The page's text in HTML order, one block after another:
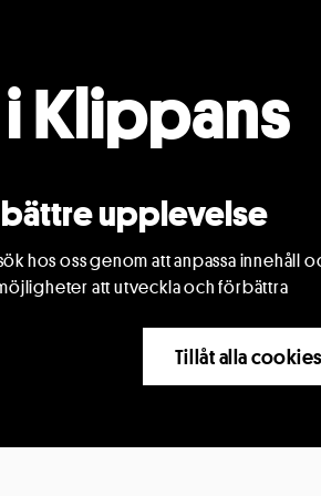
Klippans
till scenkonst på din ort och
förmåner i hela Sverige.